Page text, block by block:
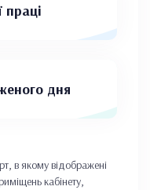
праці
дня
в якому відображені
кабінету,